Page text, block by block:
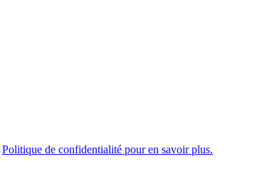
Politique de confidentialité pour en savoir plus.